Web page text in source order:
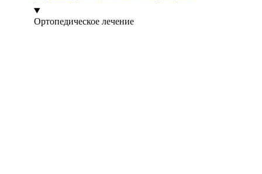
Ортопедическое лечение